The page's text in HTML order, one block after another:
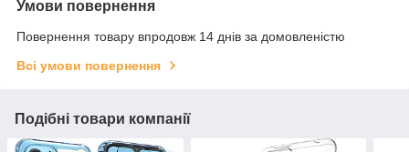
Умови повернення
Повернення товару впродовж 14 днів за домовленістю
Всі умови повернення
Подібні товари компанії